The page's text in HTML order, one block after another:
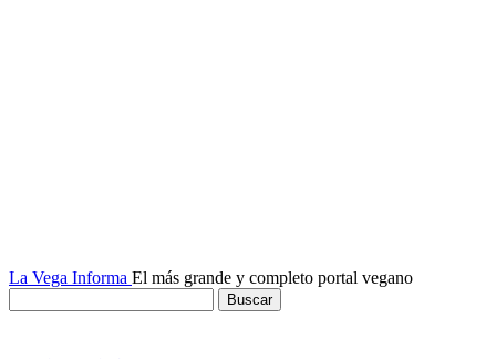
La Vega Informa El más grande y completo portal vegano